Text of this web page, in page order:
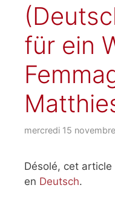
für ein
mercredi 15
Désolé, cet
en Deutsch.